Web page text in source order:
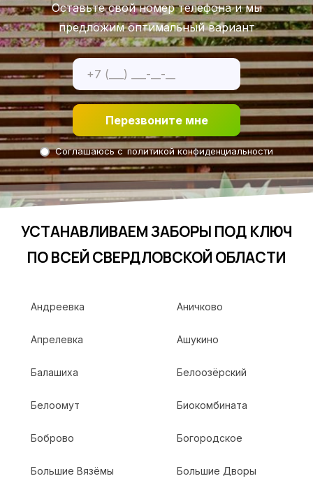
Оставьте свой номер телефона и мы
предложим оптимальный вариант
Перезвоните мне
Соглашаюсь сполитикой конфиденциальности
УСТАНАВЛИВАЕМ ЗАБОРЫ ПОД КЛЮЧ
ПО ВСЕЙ СВЕРДЛОВСКОЙ ОБЛАСТИ
Андреевка Аничково
Апрелевка Ашукино
Балашиха Белоозёрский
Белоомут Биокомбината
Боброво Богородское
Большие Вязёмы Большие Дворы